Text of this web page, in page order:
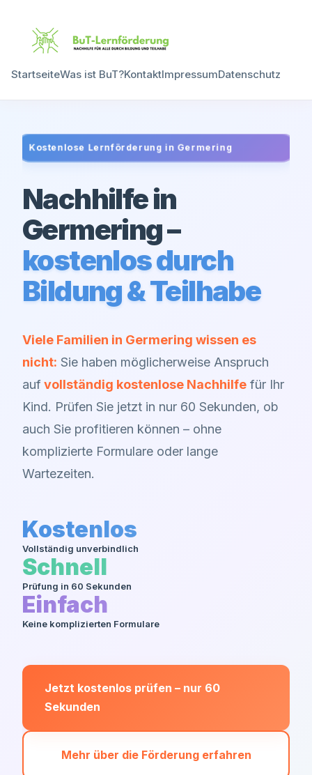
StartseiteWas ist BuT?KontaktImpressumDatenschutz
Kostenlose Lernförderung in Germering
Nachhilfe in
Germering–
kostenlos durch
Bildung & Teilhabe
Viele Familien in Germering wissen es
nicht: Sie haben möglicherweise Anspruch
auf vollständig kostenlose Nachhilfe für Ihr
Kind. Prüfen Sie jetzt in nur 60 Sekunden, ob
auch Sie profitieren können – ohne
komplizierte Formulare oder lange
Wartezeiten.
Kostenlos
Vollständig unverbindlich
Schnell
Prüfung in 60 Sekunden
Einfach
Keine komplizierten Formulare
Jetzt kostenlos prüfen – nur 60
Sekunden
Mehr über die Förderung erfahren